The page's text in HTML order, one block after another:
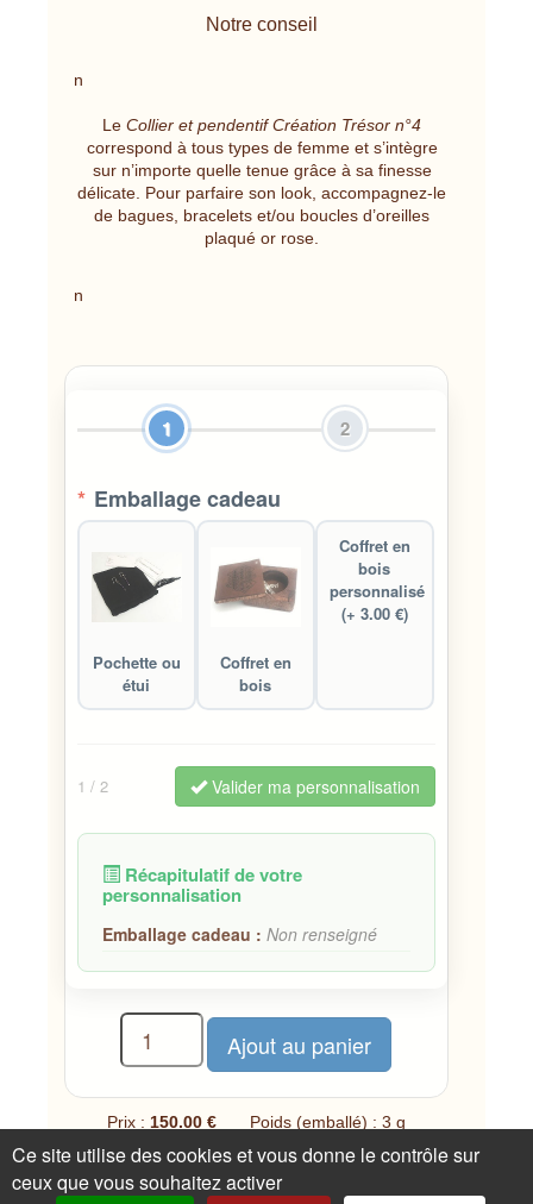
Notre conseil
n
LeCollier et pendentif Création Trésor n°4
correspond à tous types de femme et s’intègre
sur n’importe quelle tenue grâce à sa finesse
délicate. Pour parfaire son look, accompagnez-le
de bagues, bracelets et/ou boucles d’oreilles
plaqué or rose.
n
1 2
* Emballage cadeau
Pochette ou
étui
Coffret en
bois
Coffret en
bois
personnalisé
(+ 3.00 €)
1 / 2 Valider ma personnalisation
Récapitulatif de votre
personnalisation
Emballage cadeau : Non renseigné
Prix : 150.00 € Poids (emballé) : 3 g
1 disponible(s)
Ce site utilise des cookies et vous donne le contrôle sur
ceux que vous souhaitez activer